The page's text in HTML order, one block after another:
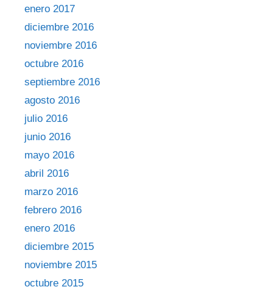
enero 2017
diciembre 2016
noviembre 2016
octubre 2016
septiembre 2016
agosto 2016
julio 2016
junio 2016
mayo 2016
abril 2016
marzo 2016
febrero 2016
enero 2016
diciembre 2015
noviembre 2015
octubre 2015